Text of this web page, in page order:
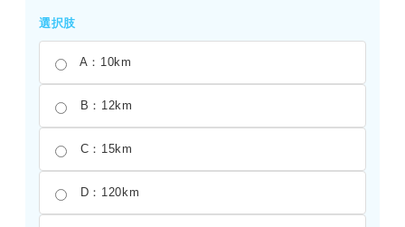
選択肢
A：10km
B：12km
C：15km
D：120km